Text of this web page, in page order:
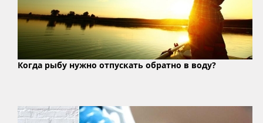
Когда рыбу нужно отпускать обратно в воду?